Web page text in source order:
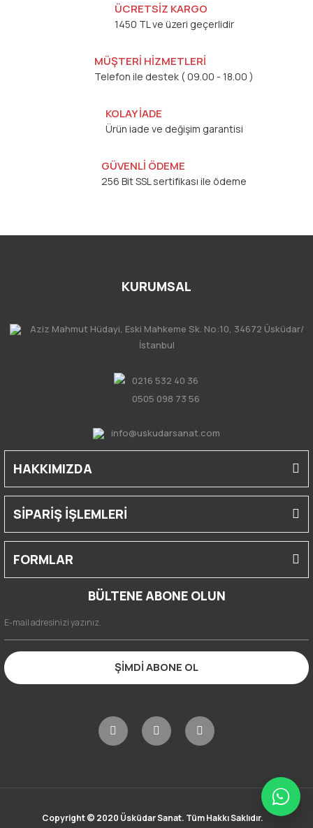
ÜCRETSİZ KARGO
1450 TL ve üzeri geçerlidir
MÜŞTERİ HİZMETLERİ
Telefon ile destek ( 09.00 - 18.00 )
KOLAY İADE
Ürün iade ve değişim garantisi
GÜVENLİ ÖDEME
256 Bit SSL sertifikası ile ödeme
KURUMSAL
Aziz Mahmut Hüdayi, Eski Mahkeme Sk. No:10, 34672 Üsküdar/
İstanbul
0216 532 40 36
0505 098 73 56
info@uskudarsanat.com
HAKKIMIZDA
SİPARİŞ İŞLEMLERİ
FORMLAR
BÜLTENE ABONE OLUN
ŞİMDİ ABONE OL
Copyright © 2020 Üsküdar Sanat. Tüm Hakkı Saklıdır.